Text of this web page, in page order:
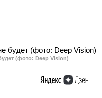
но(фото: Deep Vision)